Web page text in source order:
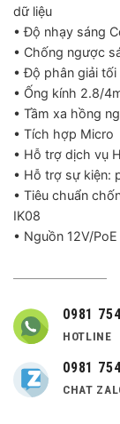
dữ liệu
• Độ nhạy sáng
• Chống ngược
• Độ phân giải
• Ống kính 2.8/
• Tầm xa hồng
• Tích hợp Micro
• Hỗ trợ dịch vụ
• Hỗ trợ sự kiện:
• Tiêu chuẩn
IK08
• Nguồn 12V/
0981
HOTLINE
0981
CHAT